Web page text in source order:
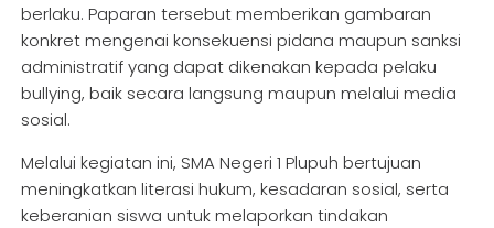
berlaku. Paparan tersebut memberikan gambaran
konkret mengenai konsekuensi pidana maupun sanksi
administratif yang dapat dikenakan kepada pelaku
bullying, baik secara langsung maupun melalui media
sosial.
Melalui kegiatan ini, SMA Negeri 1 Plupuh bertujuan
meningkatkan literasi hukum, kesadaran sosial, serta
keberanian siswa untuk melaporkan tindakan